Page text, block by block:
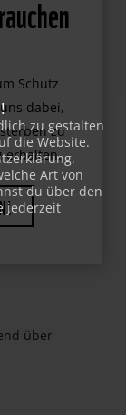
Schutz
dabei,
zu
erhalten.
über
zu gestalten
die Website.
Art von
du über den
jederzeit